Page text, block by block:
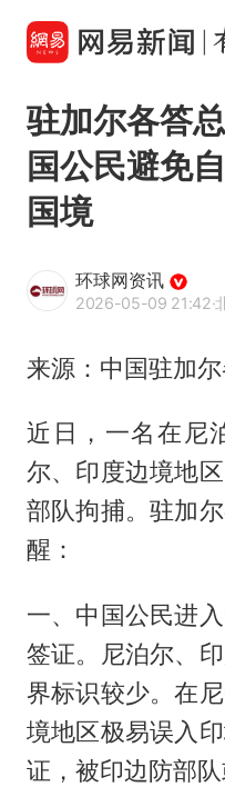
驻加尔各答
国公民避免
国境
环球网资讯
2026-05-09 21:42·
来源：中国驻加
近日，一名在尼
尔、印度边境地
部队拘捕。驻加
醒：
一、中国公民进
签证。尼泊尔、
界标识较少。在
境地区极易误入
证，被印边防部队